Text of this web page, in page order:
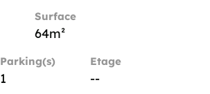
Surface
64m²
Parking(s)
1
Etage
--